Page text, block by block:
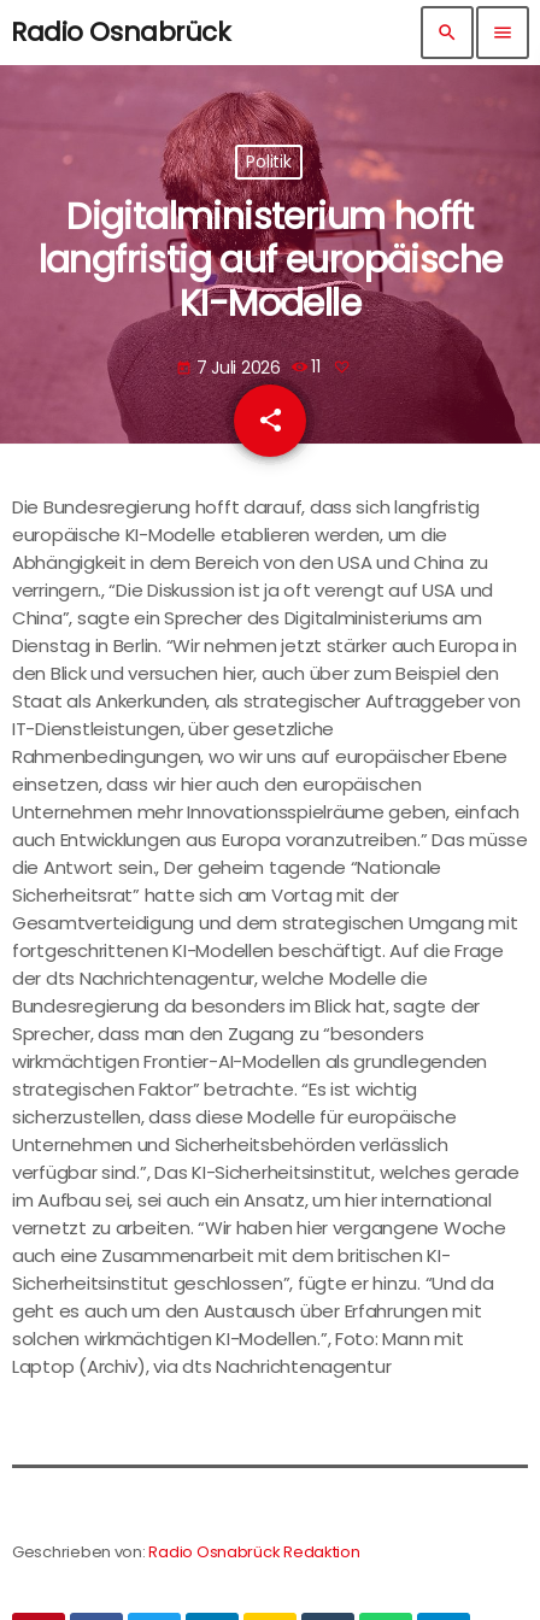
Radio Osnabrück search menu
Politik
Digitalministerium hofft
langfristig auf europäische
KI-Modelle
today 7 Juli 2026 11
share
email
Die Bundesregierung hofft darauf, dass sich langfristig
europäische KI-Modelle etablieren werden, um die
Abhängigkeit in dem Bereich von den USA und China zu
verringern., “Die Diskussion ist ja oft verengt auf USA und
China”, sagte ein Sprecher des Digitalministeriums am
Dienstag in Berlin. “Wir nehmen jetzt stärker auch Europa in
den Blick und versuchen hier, auch über zum Beispiel den
Staat als Ankerkunden, als strategischer Auftraggeber von
IT-Dienstleistungen, über gesetzliche
Rahmenbedingungen, wo wir uns auf europäischer Ebene
einsetzen, dass wir hier auch den europäischen
Unternehmen mehr Innovationsspielräume geben, einfach
auch Entwicklungen aus Europa voranzutreiben.” Das müsse
die Antwort sein., Der geheim tagende “Nationale
Sicherheitsrat” hatte sich am Vortag mit der
Gesamtverteidigung und dem strategischen Umgang mit
fortgeschrittenen KI-Modellen beschäftigt. Auf die Frage
der dts Nachrichtenagentur, welche Modelle die
Bundesregierung da besonders im Blick hat, sagte der
Sprecher, dass man den Zugang zu “besonders
wirkmächtigen Frontier-AI-Modellen als grundlegenden
strategischen Faktor” betrachte. “Es ist wichtig
sicherzustellen, dass diese Modelle für europäische
Unternehmen und Sicherheitsbehörden verlässlich
verfügbar sind.”, Das KI-Sicherheitsinstitut, welches gerade
im Aufbau sei, sei auch ein Ansatz, um hier international
vernetzt zu arbeiten. “Wir haben hier vergangene Woche
auch eine Zusammenarbeit mit dem britischen KI-
Sicherheitsinstitut geschlossen”, fügte er hinzu. “Und da
geht es auch um den Austausch über Erfahrungen mit
solchen wirkmächtigen KI-Modellen.”, Foto: Mann mit
Laptop (Archiv), via dts Nachrichtenagentur
Geschrieben von:Radio Osnabrück Redaktion